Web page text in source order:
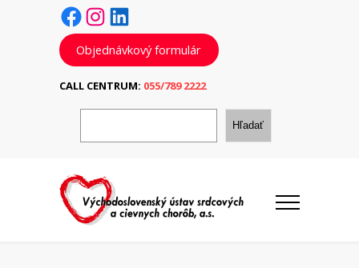
Facebook Instagram LinkedIn
Objednávkový formulár
CALL CENTRUM: 055/789 2222
H
d
Hľadať